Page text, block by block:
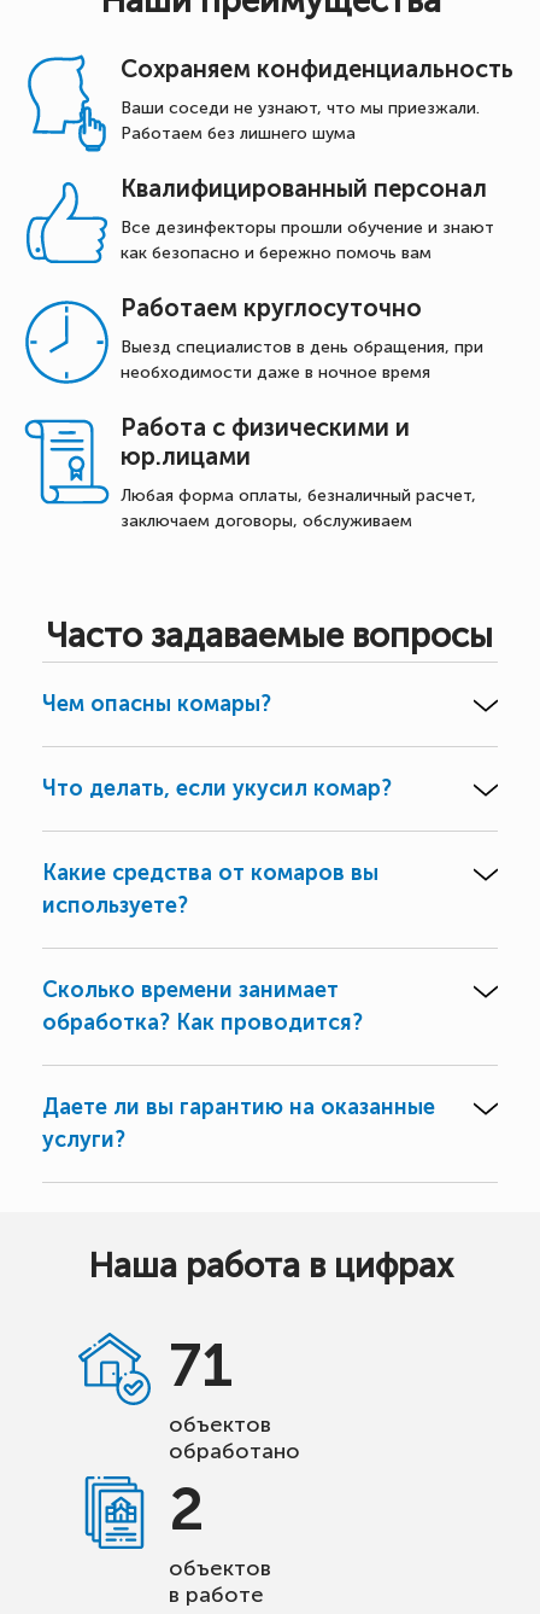
Сохраняем конфиденциальность
Ваши соседи не узнают, что мы приезжали.
Работаем без лишнего шума
Квалифицированный персонал
Все дезинфекторы прошли обучение и знают
как безопасно и бережно помочь вам
Работаем круглосуточно
Выезд специалистов в день обращения, при
необходимости даже в ночное время
Работа с физическими и
юр.лицами
Любая форма оплаты, безналичный расчет,
заключаем договоры, обслуживаем
Часто задаваемые вопросы
Чем опасны комары?
Что делать, если укусил комар?
Какие средства от комаров вы
используете?
Сколько времени занимает
обработка? Как проводится?
Даете ли вы гарантию на оказанные
услуги?
Наша работа в цифрах
71
объектов
обработано
2
объектов
в работе